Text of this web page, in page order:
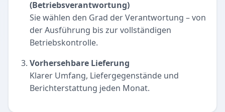
(Betriebsverantwortung)
Sie wählen den Grad der Verantwortung – von
der Ausführung bis zur vollständigen
Betriebskontrolle.
Vorhersehbare Lieferung
Klarer Umfang, Liefergegenstände und
Berichterstattung jeden Monat.